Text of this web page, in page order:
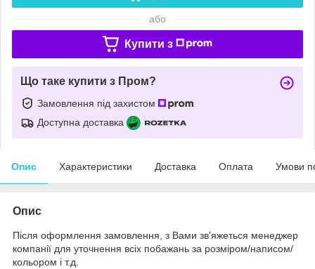
або
Купити з
Що таке купити з Пром?
Замовлення під захистом
Доступна доставка
Опис Характеристики Доставка Оплата Умови
Опис
Після оформлення замовлення, з Вами зв'яжеться менеджер
компанії для уточнення всіх побажань за розміром/написом/
кольором і т.д.